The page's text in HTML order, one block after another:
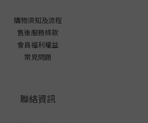
購物須知及流程
售後服務條款
會員福利權益
常見問題
聯絡資訊